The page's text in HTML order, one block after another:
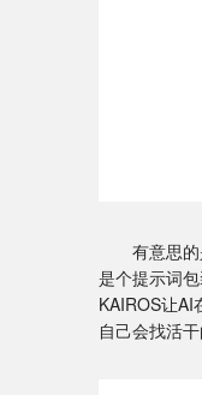
有意思的
是个提示词
KAIROS让AI
自己会找活